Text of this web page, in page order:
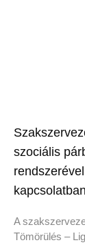
szociális
kapcsolatban
A
Tömörülés –